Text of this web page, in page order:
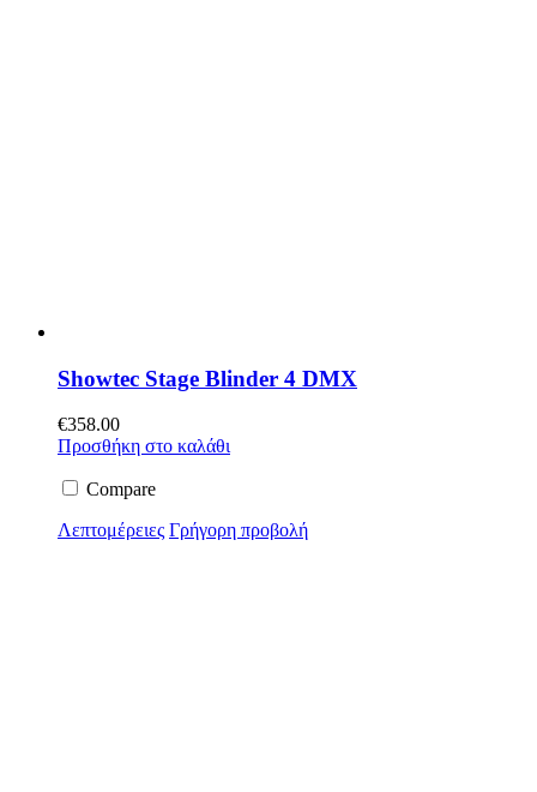
Showtec Stage Blinder 4 DMX
€358.00
Προσθήκη στο καλάθι
Compare
Λεπτομέρειες Γρήγορη προβολή